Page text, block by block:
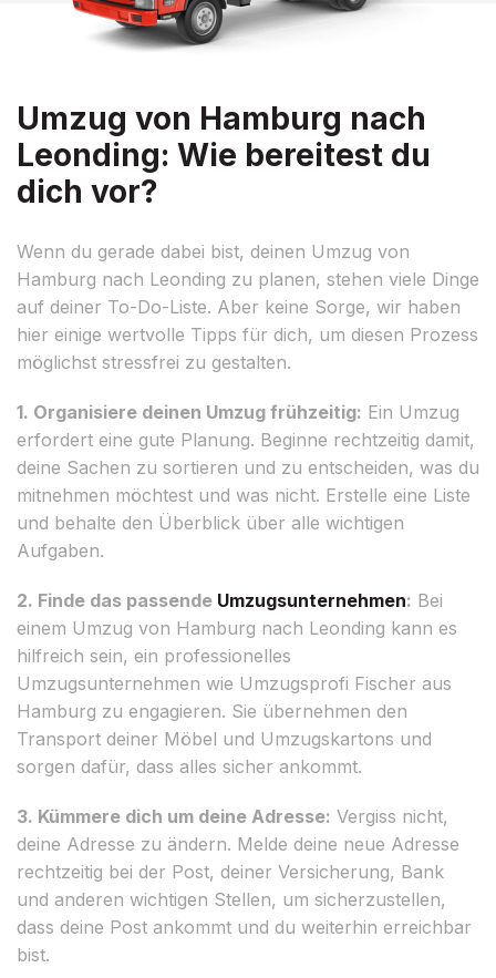
Umzug von Hamburg nach
Leonding: Wie bereitest du
dich vor?
Wenn du gerade dabei bist, deinen Umzug von
Hamburg nach Leonding zu planen, stehen viele Dinge
auf deiner To-Do-Liste. Aber keine Sorge, wir haben
hier einige wertvolle Tipps für dich, um diesen Prozess
möglichst stressfrei zu gestalten.
1. Organisiere deinen Umzug frühzeitig: Ein Umzug
erfordert eine gute Planung. Beginne rechtzeitig damit,
deine Sachen zu sortieren und zu entscheiden, was du
mitnehmen möchtest und was nicht. Erstelle eine Liste
und behalte den Überblick über alle wichtigen
Aufgaben.
2. Finde das passende Umzugsunternehmen: Bei
einem Umzug von Hamburg nach Leonding kann es
hilfreich sein, ein professionelles
Umzugsunternehmen wie Umzugsprofi Fischer aus
Hamburg zu engagieren. Sie übernehmen den
Transport deiner Möbel und Umzugskartons und
sorgen dafür, dass alles sicher ankommt.
3. Kümmere dich um deine Adresse: Vergiss nicht,
deine Adresse zu ändern. Melde deine neue Adresse
rechtzeitig bei der Post, deiner Versicherung, Bank
und anderen wichtigen Stellen, um sicherzustellen,
dass deine Post ankommt und du weiterhin erreichbar
bist.